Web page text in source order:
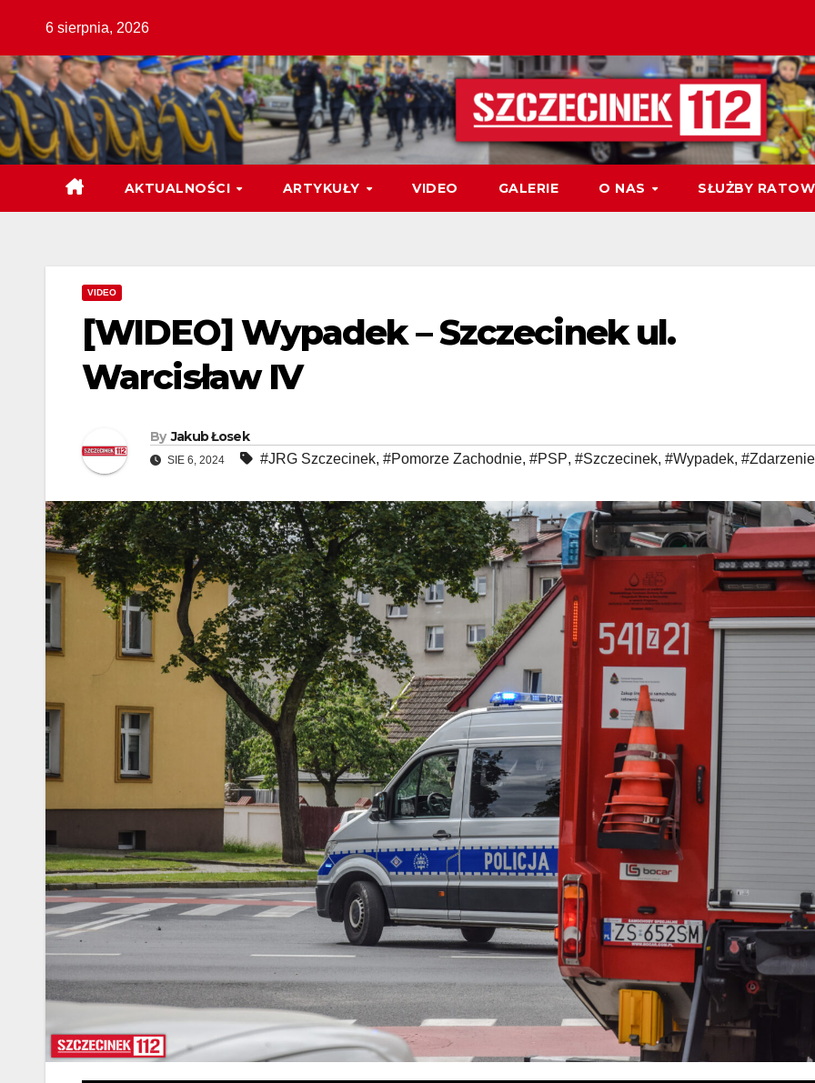
content
6 sierpnia, 2026
AKTUALNOŚCI ARTYKUŁY VIDEO GALERIE O NAS SŁUŻBY
VIDEO
[WIDEO] Wypadek – Szczecinek ul.
Warcisław IV
By Jakub Łosek
SIE 6, 2024 #JRG Szczecinek, #Pomorze Zachodnie, #PSP, #Szczecinek, #Wypadek, #Zdarzenie